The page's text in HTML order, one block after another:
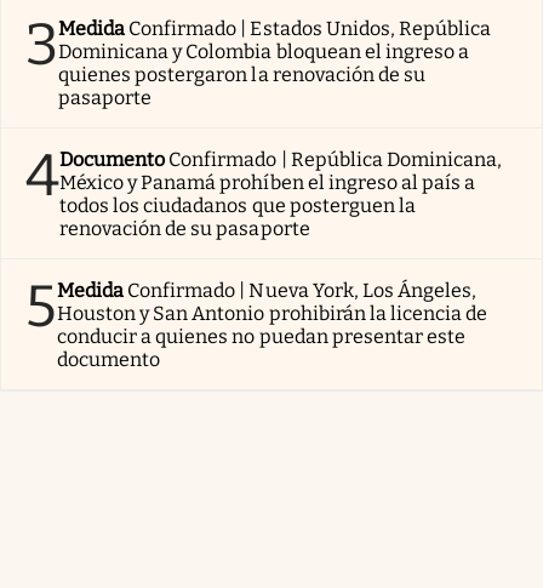
3Medida Confirmado | Estados Unidos, República
Dominicana y Colombia bloquean el ingreso a
quienes postergaron la renovación de su
pasaporte
4Documento Confirmado | República Dominicana,
México y Panamá prohíben el ingreso al país a
todos los ciudadanos que posterguen la
renovación de su pasaporte
5Medida Confirmado | Nueva York, Los Ángeles,
Houston y San Antonio prohibirán la licencia de
conducir a quienes no puedan presentar este
documento